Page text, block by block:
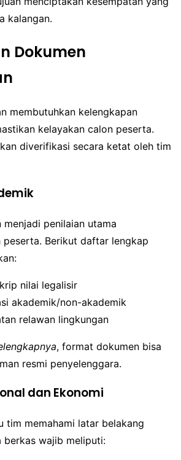
kalangan.
Dokumen
membutuhkan kelengkapan
kelayakan calon peserta.
diverifikasi secara ketat oleh tim
menjadi penilaian utama
peserta. Berikut daftar lengkap
nilai legalisir
akademik/non-akademik
relawan lingkungan
, format dokumen bisa
resmi penyelenggara.
dan Ekonomi
tim memahami latar belakang
berkas wajib meliputi: